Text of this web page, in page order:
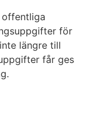
offentliga
för
längre till
får ges